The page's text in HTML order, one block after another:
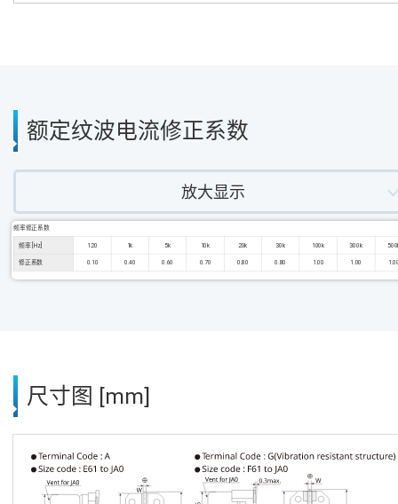
额定纹波电流修正系数
放大显示
频率修正系数
频率 [Hz] 120 1k 5k 10k 20k 30k 100k 300k
修正系数 0.10 0.40 0.60 0.70 0.80 0.80 1.00 1.00
尺寸图 [mm]